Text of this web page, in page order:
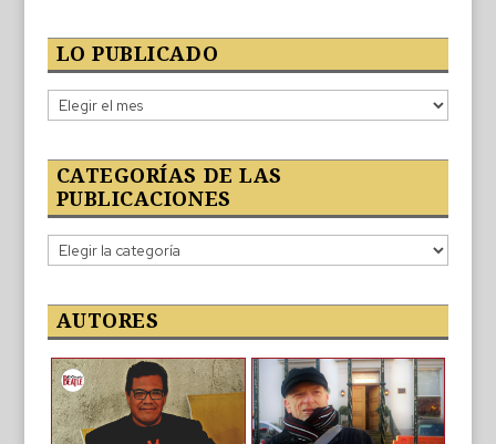
LO PUBLICADO
Lo
publicado
CATEGORÍAS DE LAS
PUBLICACIONES
Categorías
de
publicaciones
AUTORES